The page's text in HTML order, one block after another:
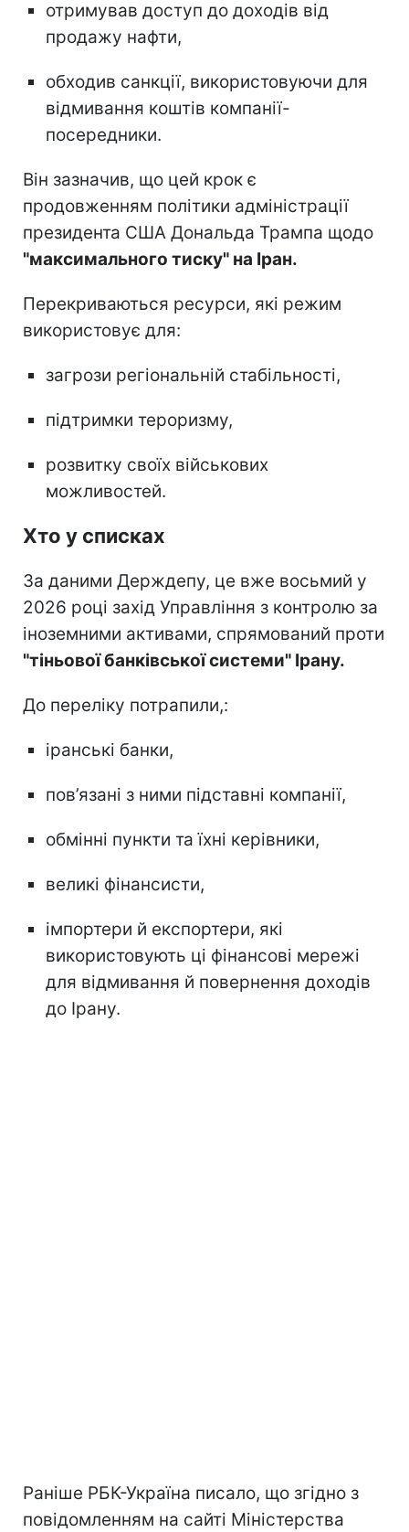
отримував доступ до доходів від
продажу нафти,
обходив санкції, використовуючи для
відмивання коштів компанії-
посередники.
Він зазначив, що цей крок є
продовженням політики адміністрації
президента США Дональда Трампа щодо
"максимального тиску" на Іран.
Перекриваються ресурси, які режим
використовує для:
загрози регіональній стабільності,
підтримки тероризму,
розвитку своїх військових
можливостей.
Хто у списках
За даними Держдепу, це вже восьмий у
2026 році захід Управління з контролю за
іноземними активами, спрямований проти
"тіньової банківської системи" Ірану.
До переліку потрапили,:
іранські банки,
пов’язані з ними підставні компанії,
обмінні пункти та їхні керівники,
великі фінансисти,
імпортери й експортери, які
використовують ці фінансові мережі
для відмивання й повернення доходів
до Ірану.
Раніше РБК-Україна писало, що згідно з
повідомленням на сайті Міністерства